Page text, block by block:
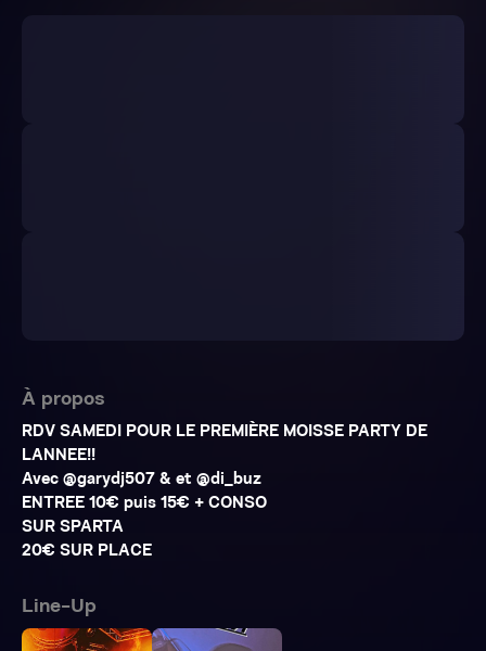
À propos
RDV SAMEDI POUR LE PREMIÈRE MOISSE PARTY DE
LANNEE!!
Avec @garydj507 & et @di_buz
ENTREE 10€ puis 15€ + CONSO
SUR SPARTA
20€ SUR PLACE
Line-Up